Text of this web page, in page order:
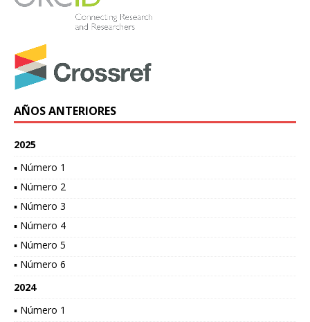
AÑOS ANTERIORES
2025
▪ Número 1
▪ Número 2
▪ Número 3
▪ Número 4
▪ Número 5
▪ Número 6
2024
▪ Número 1